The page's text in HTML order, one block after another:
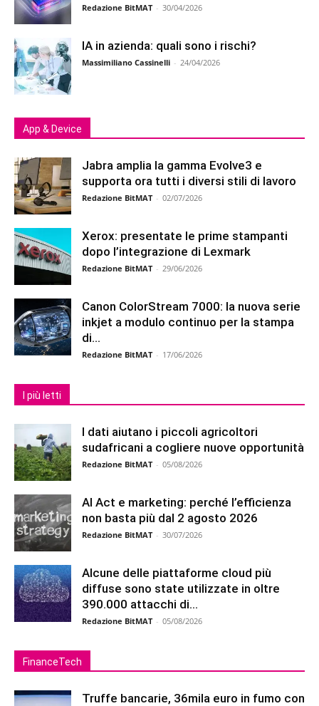
Redazione BitMAT - 30/04/2026
IA in azienda: quali sono i rischi?
Massimiliano Cassinelli - 24/04/2026
App & Device
Jabra amplia la gamma Evolve3 e
supporta ora tutti i diversi stili di lavoro
Redazione BitMAT - 02/07/2026
Xerox: presentate le prime stampanti
dopo l’integrazione di Lexmark
Redazione BitMAT - 29/06/2026
Canon ColorStream 7000: la nuova serie
inkjet a modulo continuo per la stampa
di...
Redazione BitMAT - 17/06/2026
I più letti
I dati aiutano i piccoli agricoltori
sudafricani a cogliere nuove opportunità
Redazione BitMAT - 05/08/2026
AI Act e marketing: perché l’efficienza
non basta più dal 2 agosto 2026
Redazione BitMAT - 30/07/2026
Alcune delle piattaforme cloud più
diffuse sono state utilizzate in oltre
390.000 attacchi di...
Redazione BitMAT - 05/08/2026
FinanceTech
Truffe bancarie, 36mila euro in fumo con